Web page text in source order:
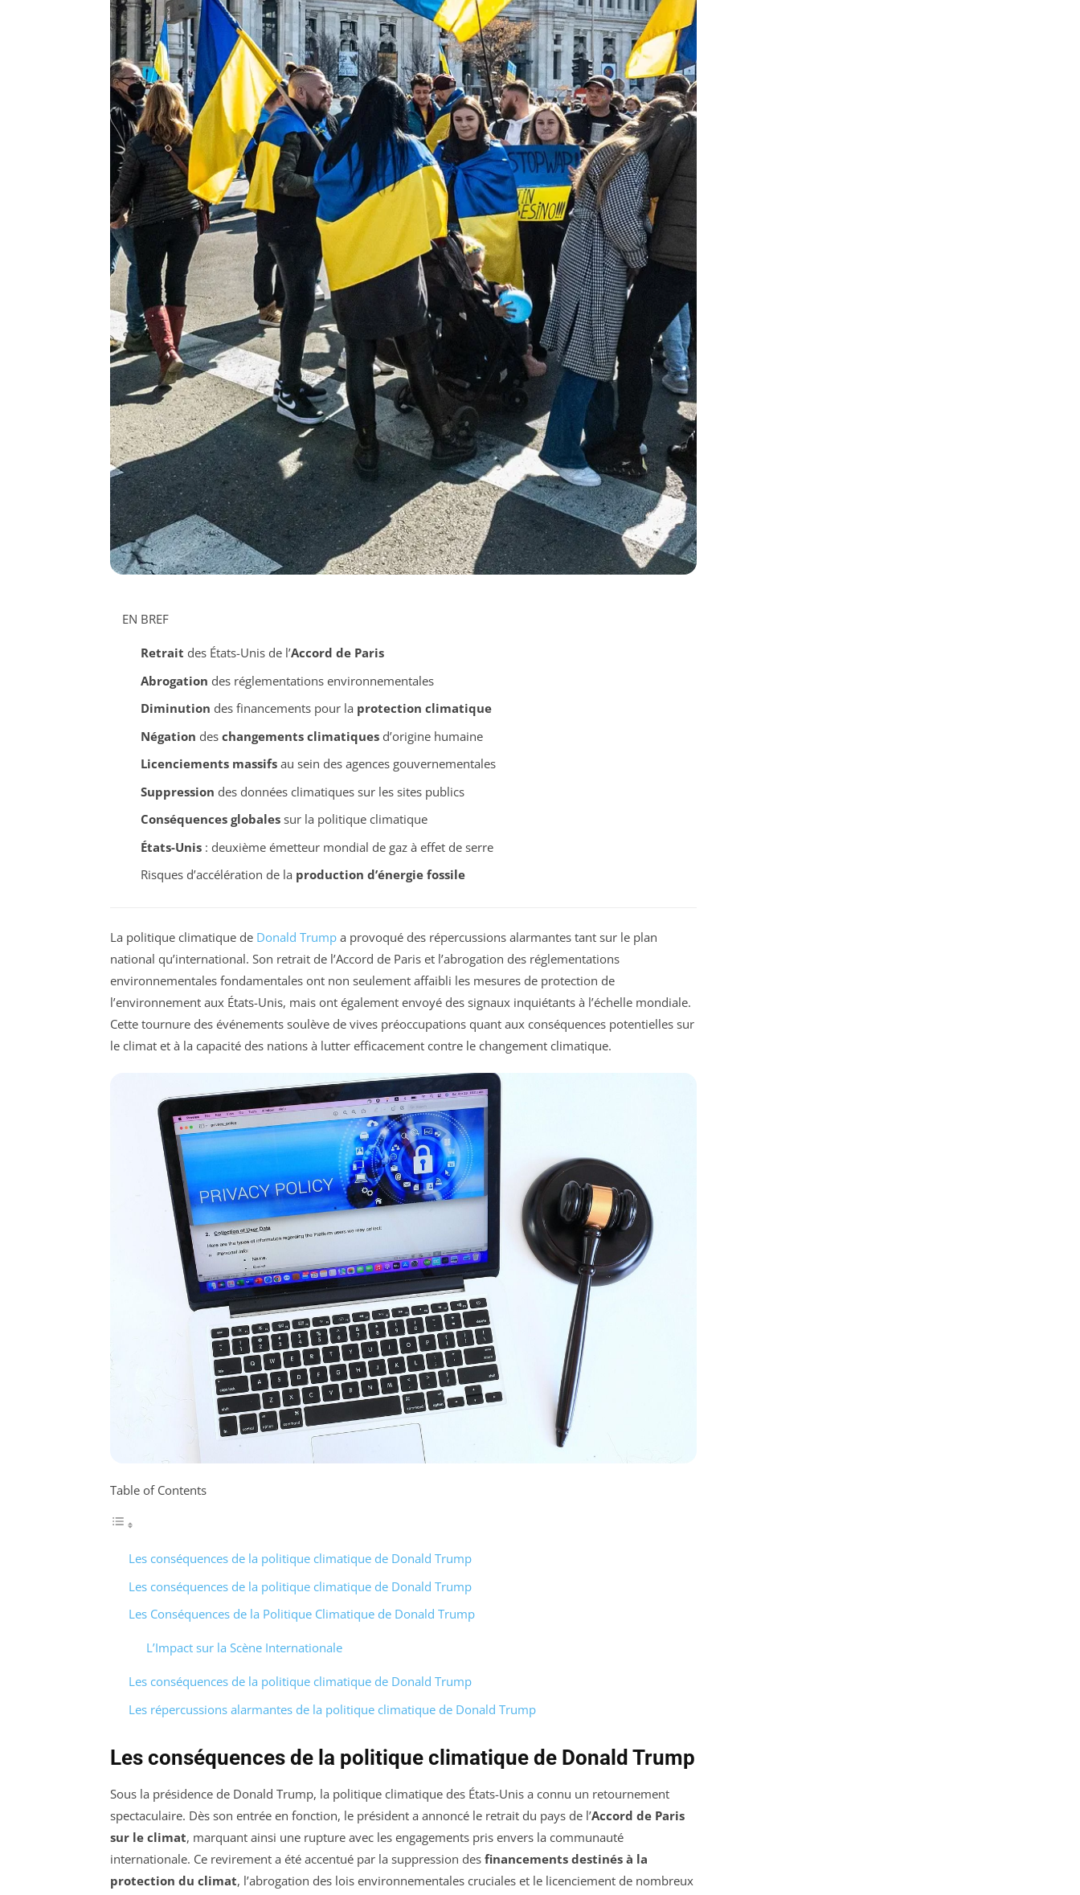
EN BREF
Retrait des États-Unis de l’Accord de Paris
Abrogation des réglementations environnementales
Diminution des financements pour la protection climatique
Négation des changements climatiquesd’origine humaine
Licenciements massifsau sein des agences gouvernementales
Suppression des données climatiques sur les sites publics
Conséquences globalessur la politique climatique
États-Unis: deuxième émetteur mondial de gaz à effet de serre
Risques d’accélération de la production d’énergie fossile
La politique climatique de Donald Trump a provoqué des répercussions alarmantes tant sur le plan
national qu’international. Son retrait de l’Accord de Paris et l’abrogation des réglementations
environnementales fondamentales ont non seulement affaibli les mesures de protection de
l’environnement aux États-Unis, mais ont également envoyé des signaux inquiétants à l’échelle mondiale.
Cette tournure des événements soulève de vives préoccupations quant aux conséquences potentielles sur
le climat et à la capacité des nations à lutter efficacement contre le changement climatique.
Table of Contents
Les conséquences de la politique climatique de Donald Trump
Les conséquences de la politique climatique de Donald Trump
Les Conséquences de la Politique Climatique de Donald Trump
L’Impact sur la Scène Internationale
Les conséquences de la politique climatique de Donald Trump
Les répercussions alarmantes de la politique climatique de Donald Trump
Les conséquences de la politique climatique de Donald Trump
Sous la présidence de Donald Trump, la politique climatique des États-Unis a connu un retournement
spectaculaire. Dès son entrée en fonction, le président a annoncé le retrait du pays de l’Accord de Paris
sur le climat, marquant ainsi une rupture avec les engagements pris envers la communauté
internationale. Ce revirement a été accentué par la suppression des financements destinés à la
protection du climat, l’abrogation des lois environnementales cruciales et le licenciement de nombreux